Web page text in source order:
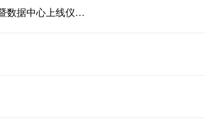
华为公司副总裁邓泰华在海南州大数据产业园（一期）投运暨数据中心上线仪式上的致辞